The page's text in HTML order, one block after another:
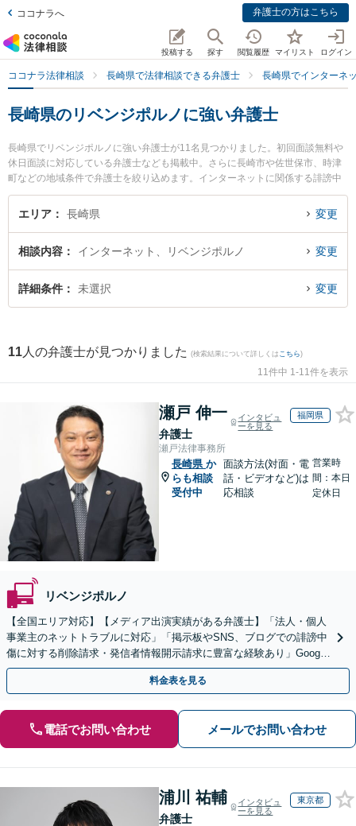
ココナラへ 弁護士の方はこちら
投稿する 探す 閲覧履歴 マイリスト ログイン
ココナラ法律相談 長崎県で法律相談できる弁護士 長崎県でインターネ
長崎県のリベンジポルノに強い弁護士
長崎県でリベンジポルノに強い弁護士が11名見つかりました。初回面談無料や
休日面談に対応している弁護士なども掲載中。さらに長崎市や佐世保市、時津
町などの地域条件で弁護士を絞り込めます。インターネットに関係する誹謗中
傷や名誉毀損、個人特定等の細かな分野での絞り込み検索もでき便利です。特
に弁護士法人大村綜合法律事務所 早岐オフィスの古市 寛弁護士や竹口・堀法律
したリベンジポルノのトラブルを今すぐに弁護士に相談したい』『リベンジポ
ルノのトラブル解決の実績豊富な近くの弁護士を検索したい』『初回相談無料
でリベンジポルノを法律相談できる長崎県内の弁護士に相談予約したい』など
エリア 長崎県 変更
相談内容 インターネット、リベンジポルノ 変更
詳細条件 未選択 変更
11 人の弁護士が見つかりました (検索結果について詳しくは こちら)
11件中 1-11件を表示
瀬戸 伸一
弁護士
インタビュ
ーを見る
福岡県
瀬戸法律事務所
長崎県 か
らも相談
受付中
面談方法(対面・電
話・ビデオなど)は
応相談
営業時
間：本日
定休日
リベンジポルノ
【全国エリア対応】【メディア出演実績がある弁護士】「法人・個人
事業主のネットトラブルに対応」「掲示板やSNS、ブログでの誹謗中
傷に対する削除請求・発信者情報開示請求に豊富な経験あり」Google
口コミの削除請求・賠償請求のご相談はお任せ
料金表を見る
電話でお問い合わせ メールでお問い合わせ
浦川 祐輔
弁護士
インタビュ
ーを見る
東京都